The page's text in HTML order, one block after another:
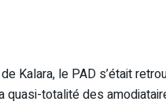
Kalara, le PAD s’était
totalité des